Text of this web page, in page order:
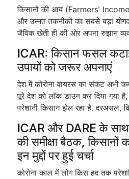
किसानों की आय (Farmers'
और उन्नत तकनीकों का सबसे बड़ा
जैविक खेती ही की ओर अपना रुझान
ICAR: किसान फसल
उपायों को जरूर अपनाएं
देश में कोरोना वायरस का संकट अभी
पूरे देश को लॉक डाउन कर दिया गया
परेशानी किसान झेल रहा है. दरअसल,
ICAR और DARE के साथ
की समीक्षा बैठक, किसानों
इन मुद्दों पर हुई चर्चा
कोरोना काल में लोग किस हद तक